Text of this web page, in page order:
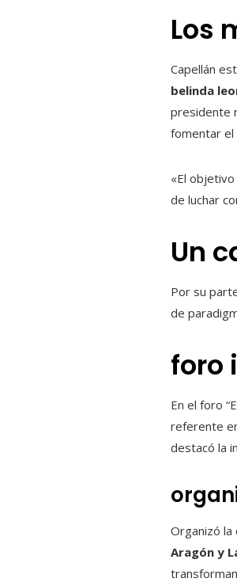
Los
Capellán
belinda
presidente
fomentar el
«El
de luchar
Un
Por su
de
foro
En el foro
referente
destacó la
Organizó la
Aragón y